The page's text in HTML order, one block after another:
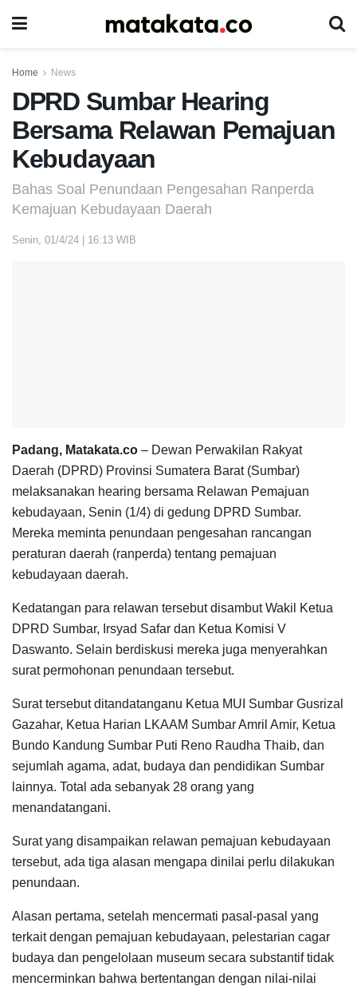
Home News
DPRD Sumbar Hearing
Bersama Relawan Pemajuan
Kebudayaan
Bahas Soal Penundaan Pengesahan Ranperda
Kemajuan Kebudayaan Daerah
Senin, 01/4/24 | 16:13 WIB
Padang, Matakata.co – Dewan Perwakilan Rakyat
Daerah (DPRD) Provinsi Sumatera Barat (Sumbar)
melaksanakan hearing bersama Relawan Pemajuan
kebudayaan, Senin (1/4) di gedung DPRD Sumbar.
Mereka meminta penundaan pengesahan rancangan
peraturan daerah (ranperda) tentang pemajuan
kebudayaan daerah.
Kedatangan para relawan tersebut disambut Wakil Ketua
DPRD Sumbar, Irsyad Safar dan Ketua Komisi V
Daswanto. Selain berdiskusi mereka juga menyerahkan
surat permohonan penundaan tersebut.
Surat tersebut ditandatanganu Ketua MUI Sumbar Gusrizal
Gazahar, Ketua Harian LKAAM Sumbar Amril Amir, Ketua
Bundo Kandung Sumbar Puti Reno Raudha Thaib, dan
sejumlah agama, adat, budaya dan pendidikan Sumbar
lainnya. Total ada sebanyak 28 orang yang
menandatangani.
Surat yang disampaikan relawan pemajuan kebudayaan
tersebut, ada tiga alasan mengapa dinilai perlu dilakukan
penundaan.
Alasan pertama, setelah mencermati pasal-pasal yang
terkait dengan pemajuan kebudayaan, pelestarian cagar
budaya dan pengelolaan museum secara substantif tidak
mencerminkan bahwa bertentangan dengan nilai-nilai